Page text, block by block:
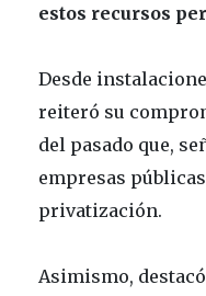
estos recursos
Desde
reiteró su
del pasado que,
empresas
privatización.
Asimismo,